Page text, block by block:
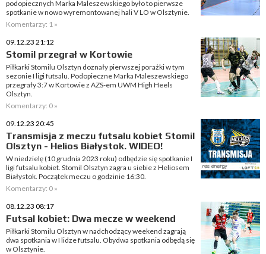
podopiecznych Marka Maleszewskiego było to pierwsze
spotkanie w nowo wyremontowanej hali V LO w Olsztynie.
Komentarzy: 1 »
09.12.23 21:12
Stomil przegrał w Kortowie
Piłkarki Stomilu Olsztyn doznały pierwszej porażki w tym
sezonie I ligi futsalu. Podopieczne Marka Maleszewskiego
przegrały 3:7 w Kortowie z AZS-em UWM High Heels
Olsztyn.
Komentarzy: 0 »
09.12.23 20:45
Transmisja z meczu futsalu kobiet Stomil
Olsztyn - Helios Białystok. WIDEO!
W niedzielę (10 grudnia 2023 roku) odbędzie się spotkanie I
ligi futsalu kobiet. Stomil Olsztyn zagra u siebie z Heliosem
Białystok. Początek meczu o godzinie 16:30.
Komentarzy: 0 »
08.12.23 08:17
Futsal kobiet: Dwa mecze w weekend
Piłkarki Stomilu Olsztyn w nadchodzący weekend zagrają
dwa spotkania w I lidze futsalu. Obydwa spotkania odbędą się
w Olsztynie.